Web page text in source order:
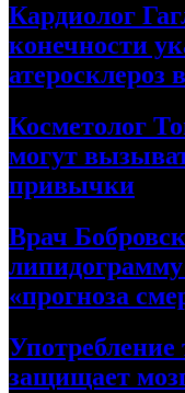
Кардиолог
конечности
атеросклероз
Косметолог
могут
привычки
Врач
«прогноза
защищает